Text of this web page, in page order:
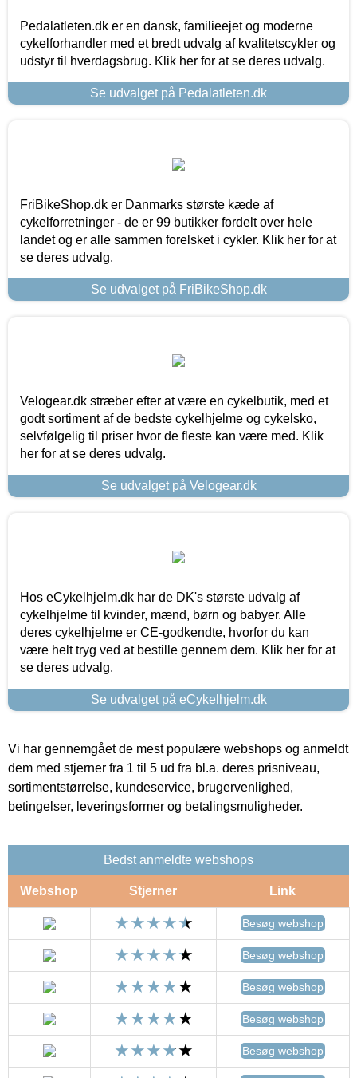
Pedalatleten.dk er en dansk, familieejet og moderne
cykelforhandler med et bredt udvalg af kvalitetscykler og
udstyr til hverdagsbrug. Klik her for at se deres udvalg.
Se udvalget på Pedalatleten.dk
FriBikeShop.dk er Danmarks største kæde af
cykelforretninger - de er 99 butikker fordelt over hele
landet og er alle sammen forelsket i cykler. Klik her for at
se deres udvalg.
Se udvalget på FriBikeShop.dk
Velogear.dk stræber efter at være en cykelbutik, med et
godt sortiment af de bedste cykelhjelme og cykelsko,
selvfølgelig til priser hvor de fleste kan være med. Klik
her for at se deres udvalg.
Se udvalget på Velogear.dk
Hos eCykelhjelm.dk har de DK's største udvalg af
cykelhjelme til kvinder, mænd, børn og babyer. Alle
deres cykelhjelme er CE-godkendte, hvorfor du kan
være helt tryg ved at bestille gennem dem. Klik her for at
se deres udvalg.
Se udvalget på eCykelhjelm.dk
Vi har gennemgået de mest populære webshops og anmeldt
dem med stjerner fra 1 til 5 ud fra bl.a. deres prisniveau,
sortimentstørrelse, kundeservice, brugervenlighed,
betingelser, leveringsformer og betalingsmuligheder.
Bedst anmeldte webshops
Webshop Stjerner Link
Besøg webshop
Besøg webshop
Besøg webshop
Besøg webshop
Besøg webshop